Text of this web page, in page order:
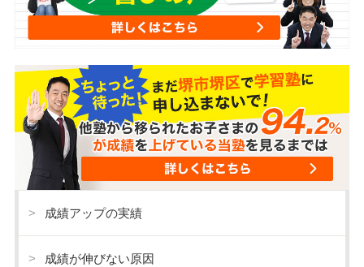
成績アップの実績
成績が伸びない原因